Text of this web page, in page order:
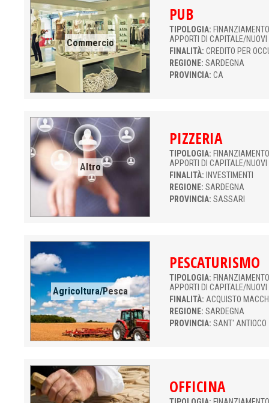
Commercio
PUB
TIPOLOGIA:
APPORTI DI CAPITALE/NUOVI
FINALITÀ: CREDITO PER
REGIONE: SARDEGNA
PROVINCIA: CA
Altro
PIZZERIA
TIPOLOGIA:
APPORTI DI CAPITALE/NUOVI
FINALITÀ: INVESTIMENTI
REGIONE: SARDEGNA
PROVINCIA: SASSARI
Agricoltura/Pesca
PESCATURISMO
TIPOLOGIA:
APPORTI DI CAPITALE/NUOVI
FINALITÀ: ACQUISTO
REGIONE: SARDEGNA
PROVINCIA: SANT' ANTIOCO
OFFICINA